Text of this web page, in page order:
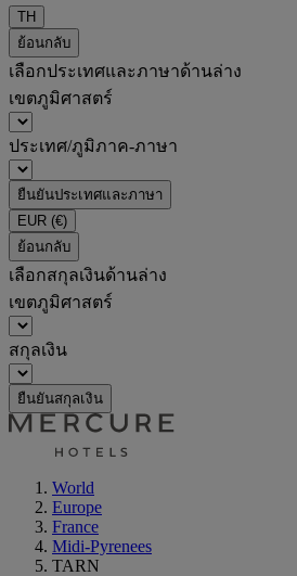
TH
ย้อนกลับ
เลือกประเทศและภาษาด้านล่าง
เขตภูมิศาสตร์
ประเทศ/ภูมิภาค-ภาษา
ยืนยันประเทศและภาษา
EUR (€)
ย้อนกลับ
เลือกสกุลเงินด้านล่าง
เขตภูมิศาสตร์
สกุลเงิน
ยืนยันสกุลเงิน
World
Europe
France
Midi-Pyrenees
TARN